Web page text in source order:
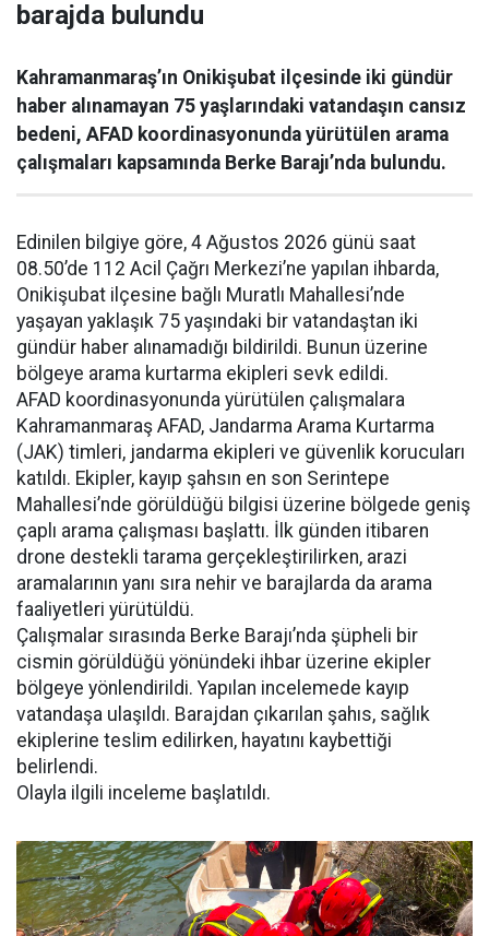
barajda bulundu
Kahramanmaraş’ın Onikişubat ilçesinde iki gündür
haber alınamayan 75 yaşlarındaki vatandaşın cansız
bedeni, AFAD koordinasyonunda yürütülen arama
çalışmaları kapsamında Berke Barajı’nda bulundu.
Edinilen bilgiye göre, 4 Ağustos 2026 günü saat
08.50’de 112 Acil Çağrı Merkezi’ne yapılan ihbarda,
Onikişubat ilçesine bağlı Muratlı Mahallesi’nde
yaşayan yaklaşık 75 yaşındaki bir vatandaştan iki
gündür haber alınamadığı bildirildi. Bunun üzerine
bölgeye arama kurtarma ekipleri sevk edildi.
AFAD koordinasyonunda yürütülen çalışmalara
Kahramanmaraş AFAD, Jandarma Arama Kurtarma
(JAK) timleri, jandarma ekipleri ve güvenlik korucuları
katıldı. Ekipler, kayıp şahsın en son Serintepe
Mahallesi’nde görüldüğü bilgisi üzerine bölgede geniş
çaplı arama çalışması başlattı. İlk günden itibaren
drone destekli tarama gerçekleştirilirken, arazi
aramalarının yanı sıra nehir ve barajlarda da arama
faaliyetleri yürütüldü.
Çalışmalar sırasında Berke Barajı’nda şüpheli bir
cismin görüldüğü yönündeki ihbar üzerine ekipler
bölgeye yönlendirildi. Yapılan incelemede kayıp
vatandaşa ulaşıldı. Barajdan çıkarılan şahıs, sağlık
ekiplerine teslim edilirken, hayatını kaybettiği
belirlendi.
Olayla ilgili inceleme başlatıldı.